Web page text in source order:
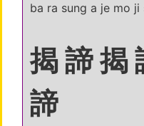
ba ra sung a je mo ji
揭 諦 揭
諦